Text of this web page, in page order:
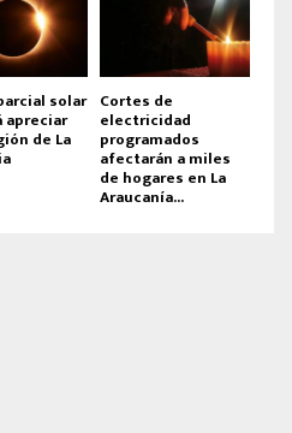
solar
apreciar
de La
Cortes de
electricidad
programados
afectarán a miles
de hogares en La
Araucanía...